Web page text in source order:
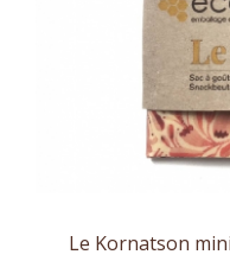
Le Kornatson